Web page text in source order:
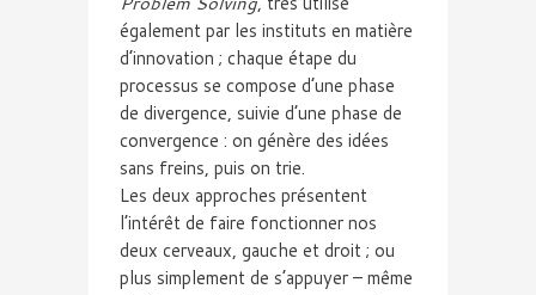
également par les instituts en matière
d’innovation ; chaque étape du
processus se compose d’une phase
de divergence, suivie d’une phase de
convergence : on génère des idées
sans freins, puis on trie.
Les deux approches présentent
l’intérêt de faire fonctionner nos
deux cerveaux, gauche et droit ; ou
plus simplement de s’appuyer – même